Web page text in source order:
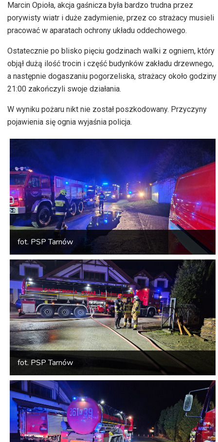
Marcin Opioła, akcja gaśnicza była bardzo trudna przez
porywisty wiatr i duże zadymienie, przez co strażacy musieli
pracować w aparatach ochrony układu oddechowego.
Ostatecznie po blisko pięciu godzinach walki z ogniem, który
objął dużą ilość trocin i część budynków zakładu drzewnego,
a następnie dogaszaniu pogorzeliska, strażacy około godziny
21:00 zakończyli swoje działania.
W wyniku pożaru nikt nie został poszkodowany. Przyczyny
pojawienia się ognia wyjaśnia policja.
fot. PSP Tarnów
fot. PSP Tarnów